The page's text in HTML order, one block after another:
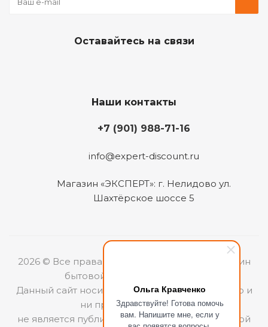
Ольга Кравченко
Здравствуйте! Готова помочь
вам. Напишите мне, если у
Оставайтесь на связи
Наши контакты
+7 (901) 988-71-16
info@expert-discount.ru
Магазин «ЭКСПЕРТ»: г. Нелидово ул.
Шахтёрское шоссе 5
2026 © Все права защищены. Интернет-магазин
бытовой техники «ЭКСПЕРТ».
Данный сайт носит информационный характер и
ни при каких условиях
не является публичной офертой, определяемой